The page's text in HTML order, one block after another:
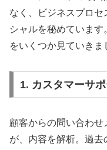
なく、ビジネスプロ
シャルを秘めていま
をいくつか見ていきま
1. カスタマーサ
顧客からの問い合わせ
が、内容を解析。過